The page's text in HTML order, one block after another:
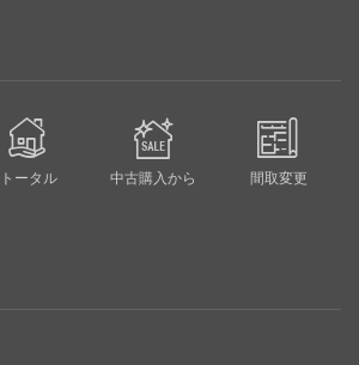
トータル 中古購入から 間取変更